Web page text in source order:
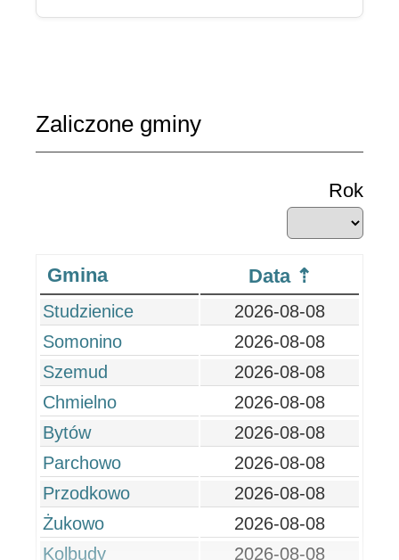
Zaliczone gminy
Rok
Gmina Data
Studzienice
2026-08-08
Somonino
2026-08-08
Szemud
2026-08-08
Chmielno
2026-08-08
Bytów
2026-08-08
Parchowo
2026-08-08
Przodkowo
2026-08-08
Żukowo
2026-08-08
Kolbudy
2026-08-08